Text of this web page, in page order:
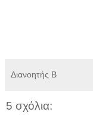
Διανοητής Β
5 σχόλια: